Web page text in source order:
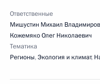
Ответственные
Мишустин Михаил
Кожемяко Олег Николаевич
Тематика
Регионы,Экология и климат,